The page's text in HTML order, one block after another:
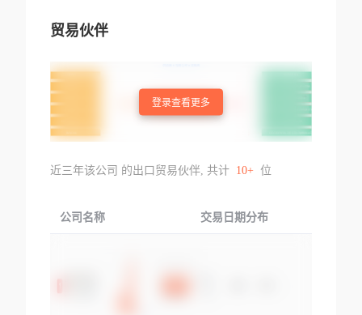
贸易伙伴
登录查看更多
近三年该公司 的出口贸易伙伴, 共计 10+ 位
公司名称 交易日期分布